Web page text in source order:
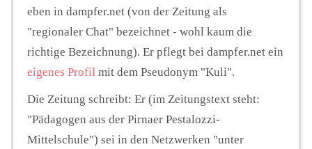
eben in dampfer.net (von der Zeitung als
"regionaler Chat" bezeichnet - wohl kaum die
richtige Bezeichnung). Er pflegt bei dampfer.net ein
eigenes Profil mit dem Pseudonym "Kuli".
Die Zeitung schreibt: Er (im Zeitungstext steht:
"Pädagogen aus der Pirnaer Pestalozzi-
Mittelschule") sei in den Netzwerken "unter